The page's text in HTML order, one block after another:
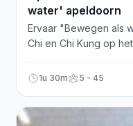
water' apeldoorn
Ervaar "Bewegen als
Chi en Chi Kung op
1u 30m 5 - 45